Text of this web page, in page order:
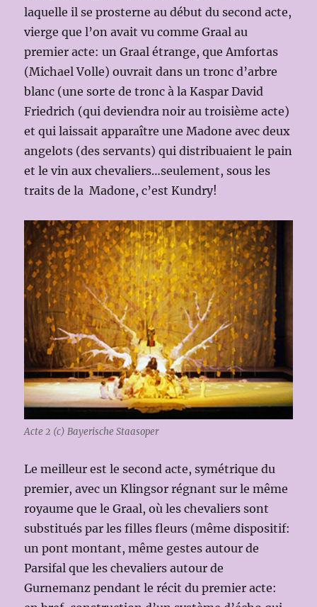
laquelle il se prosterne au début du second acte,
vierge que l’on avait vu comme Graal au
premier acte: un Graal étrange, que Amfortas
(Michael Volle) ouvrait dans un tronc d’arbre
blanc (une sorte de tronc à la Kaspar David
Friedrich (qui deviendra noir au troisième acte)
et qui laissait apparaître une Madone avec deux
angelots (des servants) qui distribuaient le pain
et le vin aux chevaliers…seulement, sous les
traits de la Madone, c’est Kundry!
Acte 2 (c) Bayerische Staasoper
Le meilleur est le second acte, symétrique du
premier, avec un Klingsor régnant sur le même
royaume que le Graal, où les chevaliers sont
substitués par les filles fleurs (même dispositif:
un pont montant, même gestes autour de
Parsifal que les chevaliers autour de
Gurnemanz pendant le récit du premier acte: